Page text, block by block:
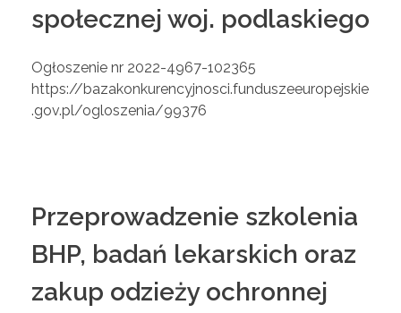
społecznej woj. podlaskiego
Ogłoszenie nr 2022-4967-102365
https://bazakonkurencyjnosci.funduszeeuropejskie
.gov.pl/ogloszenia/99376
Przeprowadzenie szkolenia
BHP, badań lekarskich oraz
zakup odzieży ochronnej